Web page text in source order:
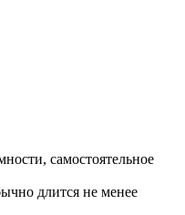
самостоятельное
длится не менее